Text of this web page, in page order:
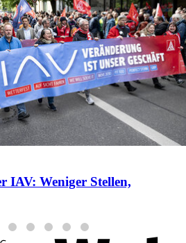
IAV: Weniger Stellen,